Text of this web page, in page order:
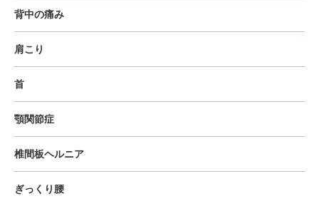
背中の痛み
肩こり
首
顎関節症
椎間板ヘルニア
ぎっくり腰